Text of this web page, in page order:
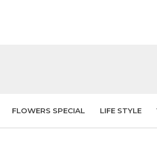
FLOWERS SPECIAL LIFE STYLE